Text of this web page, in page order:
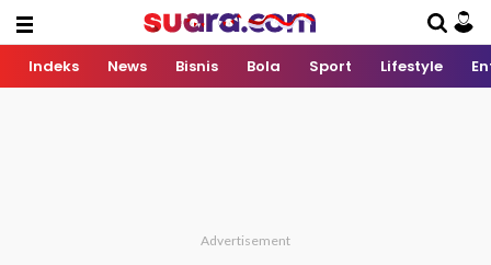
Indeks News Bisnis Bola Sport Lifestyle